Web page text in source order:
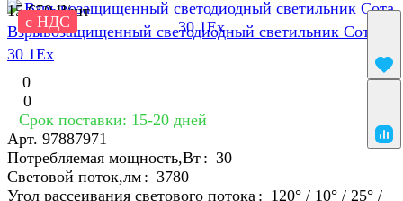
с НДС
15 650 ₽/шт
Взрывозащищенный светодиодный светильник Сота
30 1Ex
0
0
Срок поставки: 15-20 дней
Арт. 97887971
Потребляемая мощность,Вт : 30
Световой поток,лм : 3780
Угол рассеивания светового потока : 120° / 10° / 25° /